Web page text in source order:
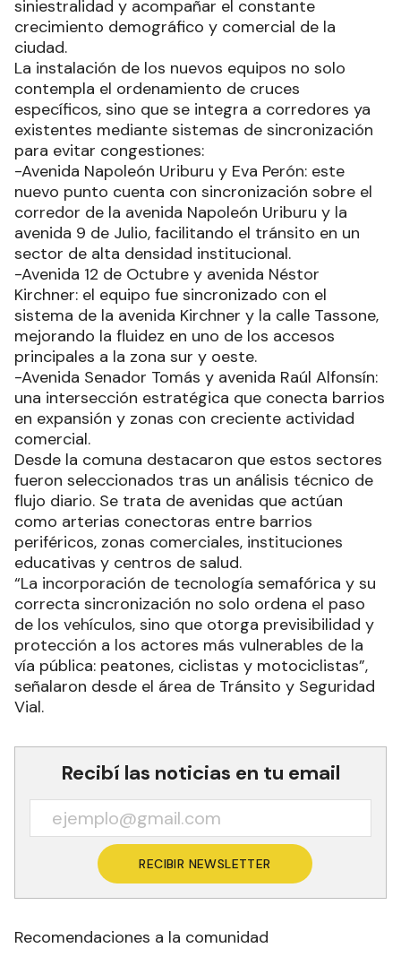
siniestralidad y acompañar el constante
crecimiento demográfico y comercial de la
ciudad.
La instalación de los nuevos equipos no solo
contempla el ordenamiento de cruces
específicos, sino que se integra a corredores ya
existentes mediante sistemas de sincronización
para evitar congestiones:
-Avenida Napoleón Uriburu y Eva Perón: este
nuevo punto cuenta con sincronización sobre el
corredor de la avenida Napoleón Uriburu y la
avenida 9 de Julio, facilitando el tránsito en un
sector de alta densidad institucional.
-Avenida 12 de Octubre y avenida Néstor
Kirchner: el equipo fue sincronizado con el
sistema de la avenida Kirchner y la calle Tassone,
mejorando la fluidez en uno de los accesos
principales a la zona sur y oeste.
-Avenida Senador Tomás y avenida Raúl Alfonsín:
una intersección estratégica que conecta barrios
en expansión y zonas con creciente actividad
comercial.
Desde la comuna destacaron que estos sectores
fueron seleccionados tras un análisis técnico de
flujo diario. Se trata de avenidas que actúan
como arterias conectoras entre barrios
periféricos, zonas comerciales, instituciones
educativas y centros de salud.
“La incorporación de tecnología semafórica y su
correcta sincronización no solo ordena el paso
de los vehículos, sino que otorga previsibilidad y
protección a los actores más vulnerables de la
vía pública: peatones, ciclistas y motociclistas”,
señalaron desde el área de Tránsito y Seguridad
Vial.
Recibí las noticias en tu email
RECIBIR NEWSLETTER
Recomendaciones a la comunidad